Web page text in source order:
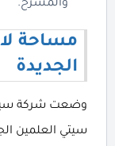
والمسرح.
مساحة
الجديدة
وضعت شركة سيتي
سيتي العلمين